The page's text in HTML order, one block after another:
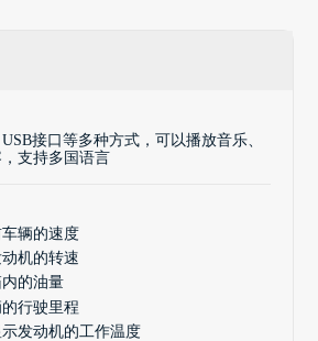
接口等多种方式，可以播放音乐、
支持多国语言
辆的速度
机的转速
的油量
行驶里程
发动机的工作温度